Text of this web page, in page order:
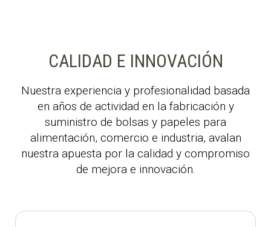
CALIDAD E INNOVACIÓN
Nuestra experiencia y profesionalidad basada
en años de actividad en la fabricación y
suministro de bolsas y papeles para
alimentación, comercio e industria, avalan
nuestra apuesta por la calidad y compromiso
de mejora e innovación.